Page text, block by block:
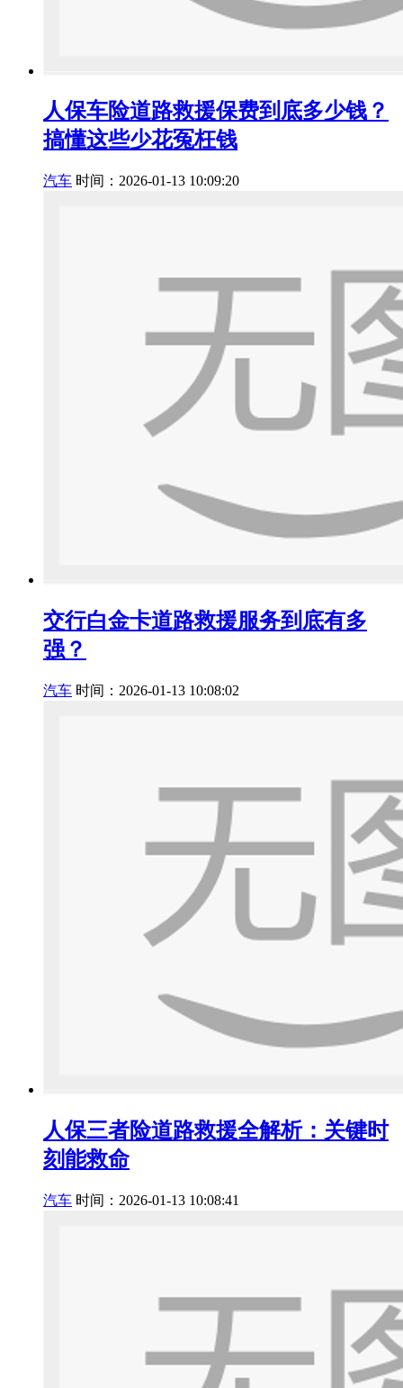
人保车险道路救援保费到底多少钱？
搞懂这些少花冤枉钱
汽车 时间：2026-01-13 10:09:20
交行白金卡道路救援服务到底有多
强？
汽车 时间：2026-01-13 10:08:02
人保三者险道路救援全解析：关键时
刻能救命
汽车 时间：2026-01-13 10:08:41